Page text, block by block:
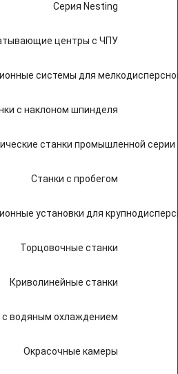
Серия Nesting
центры с ЧПУ
системы для
с наклоном шпинделя
станки промышленной серии
Станки с пробегом
установки для
Торцовочные станки
Криволинейные станки
с водяным охлаждением
Окрасочные камеры